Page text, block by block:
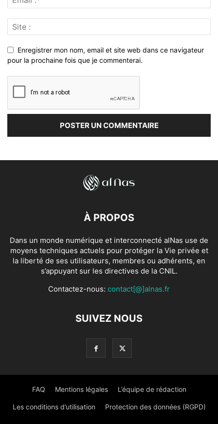
Enregistrer mon nom, email et site web dans ce navigateur
pour la prochaine fois que je commenterai.
À PROPOS
Dans un monde numérique et interconnecté alNas use de
moyens techniques actuels pour protéger la Vie privée et
la liberté de ses utilisateurs, membres ou adhérents, en
s’appuyant sur les directives de la CNIL.
Contactez-nous: contact[@]alnas.fr
SUIVEZ NOUS
FAQ Mentions légales L’équipe de rédaction
Les conditions d’utilisation Protection des données (RGPD)